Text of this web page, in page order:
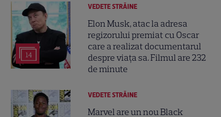
14
VEDETE STRĂINE
Elon Musk, atac la adresa
regizorului premiat cu Oscar
care a realizat documentarul
despre viața sa. Filmul are 232
de minute
VEDETE STRĂINE
Marvel are un nou Black